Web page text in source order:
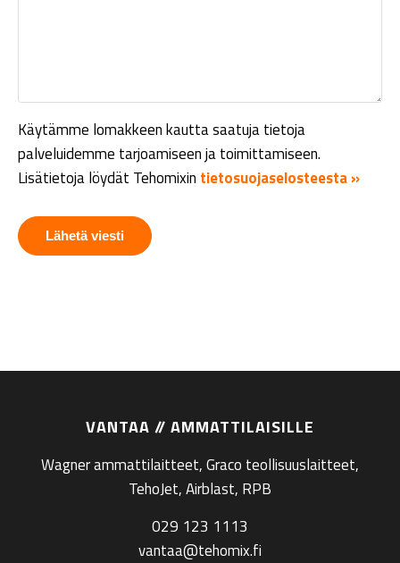
Käytämme lomakkeen kautta saatuja tietoja
palveluidemme tarjoamiseen ja toimittamiseen.
Lisätietoja löydät Tehomixin tietosuojaselosteesta »
VANTAA // AMMATTILAISILLE
Wagner ammattilaitteet, Graco teollisuuslaitteet,
TehoJet, Airblast, RPB
029 123 1113
vantaa@tehomix.fi